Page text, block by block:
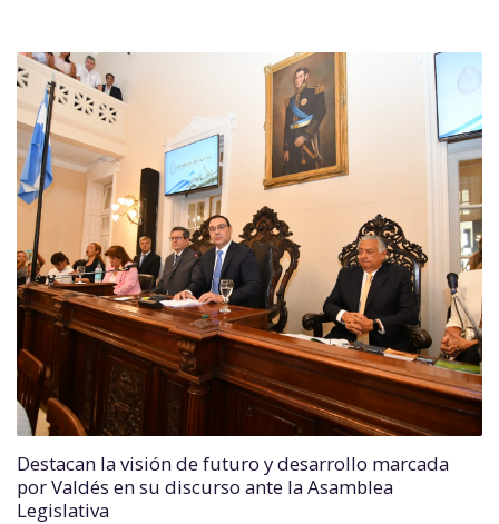
Destacan la visión de futuro y desarrollo marcada
por Valdés en su discurso ante la Asamblea
Legislativa